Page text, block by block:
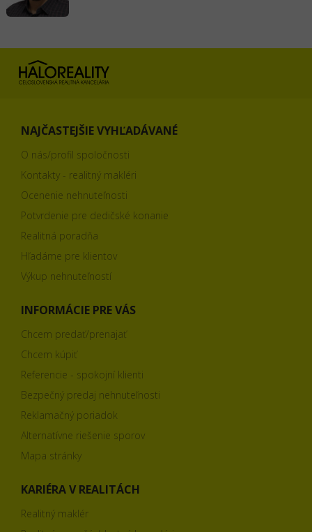
NAJČASTEJŠIE VYHĽADÁVANÉ
O nás/profil spoločnosti
Kontakty - realitný makléri
Ocenenie nehnuteľnosti
Potvrdenie pre dedičské konanie
Realitná poradňa
Hľadáme pre klientov
Výkup nehnuteľností
INFORMÁCIE PRE VÁS
Chcem predať/prenajať
Chcem kúpiť
Referencie - spokojní klienti
Bezpečný predaj nehnuteľnosti
Reklamačný poriadok
Alternatívne riešenie sporov
Mapa stránky
KARIÉRA V REALITÁCH
Realitný maklér